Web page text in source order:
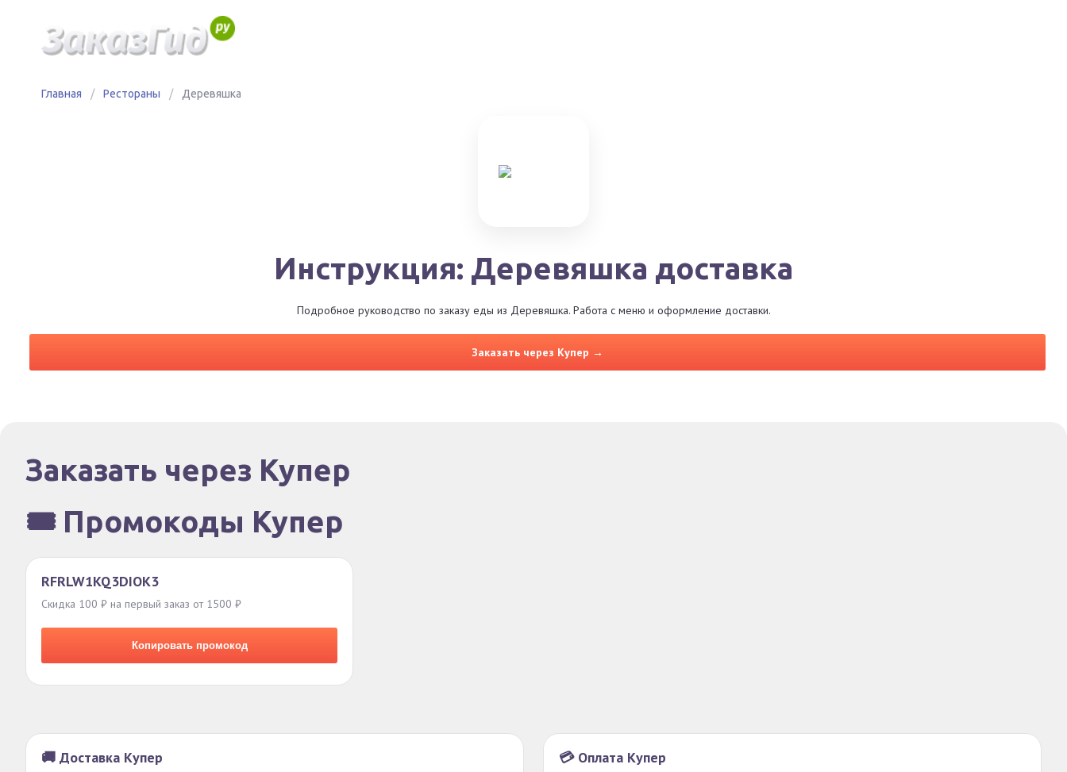
Главная / Рестораны / Деревяшка
Инструкция: Деревяшка доставка
Подробное руководство по заказу еды из Деревяшка. Работа с меню и оформление доставки.
Заказать через Купер →
Заказать через Купер
🎟️ Промокоды Купер
RFRLW1KQ3DIOK3
Скидка 100 ₽ на первый заказ от 1500 ₽
Копировать промокод
🚚 Доставка Купер 💳 Оплата Купер